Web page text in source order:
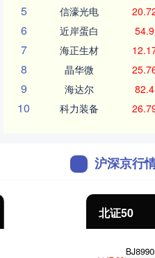
5 信濠光电
6 近岸蛋白 54.9
7 海正生材
8 晶华微
9 海达尔 82.4
10 科力装备
沪深京行
1122.88